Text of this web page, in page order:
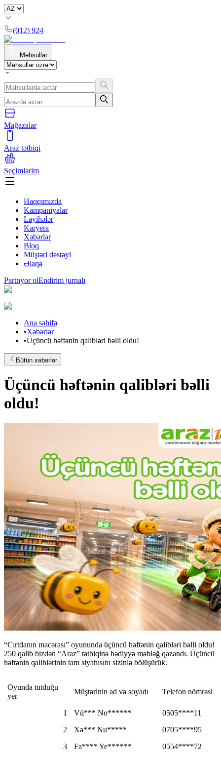
(012) 924
Məhsullar
Mağazalar
Araz tətbiqi
Seçimlərim
Haqqımızda
Kampaniyalar
Layihələr
Karyera
Xəbərlər
Bloq
Müştəri dəstəyi
Əlaqə
Partnyor olEndirim jurnalı
Ana səhifə
•Xəbərlər
•Üçüncü həftənin qalibləri bəlli oldu!
Bütün xəbərlər
Üçüncü həftənin qalibləri bəlli
oldu!
“Cırtdanın macərası” oyununda üçüncü həftənin qalibləri bəlli oldu!
250 qalib bizdən “Araz” tətbiqinə hədiyyə məbləğ qazandı. Üçüncü
həftənin qaliblərinin tam siyahısını sizinlə bölüşürük.
Oyunda tutduğu
yer
Müştərinin ad və soyadı Telefon nömrəsi
1 Vü*** No******
0505****11
2
Xə*** Nu*****
0705****95
3
Fa**** Ye******
0554****72